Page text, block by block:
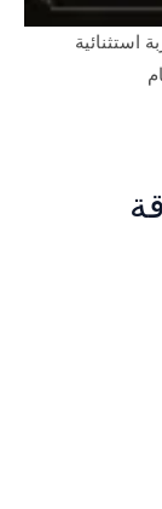
استثنائية